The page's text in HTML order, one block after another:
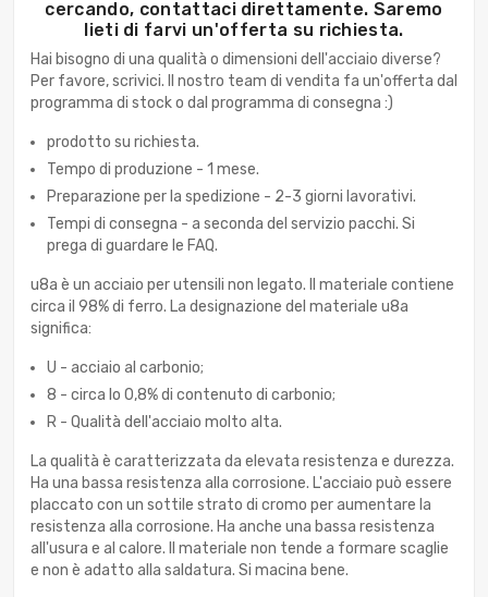
cercando, contattaci direttamente. Saremo
lieti di farvi un'offerta su richiesta.
Hai bisogno di una qualità o dimensioni dell'acciaio diverse?
Per favore, scrivici. Il nostro team di vendita fa un'offerta dal
programma di stock o dal programma di consegna :)
prodotto su richiesta.
Tempo di produzione - 1 mese.
Preparazione per la spedizione - 2-3 giorni lavorativi.
Tempi di consegna - a seconda del servizio pacchi. Si
prega di guardare le FAQ.
u8a è un acciaio per utensili non legato. Il materiale contiene
circa il 98% di ferro. La designazione del materiale u8a
significa:
U - acciaio al carbonio;
8 - circa lo 0,8% di contenuto di carbonio;
R - Qualità dell'acciaio molto alta.
La qualità è caratterizzata da elevata resistenza e durezza.
Ha una bassa resistenza alla corrosione. L'acciaio può essere
placcato con un sottile strato di cromo per aumentare la
resistenza alla corrosione. Ha anche una bassa resistenza
all'usura e al calore. Il materiale non tende a formare scaglie
e non è adatto alla saldatura. Si macina bene.